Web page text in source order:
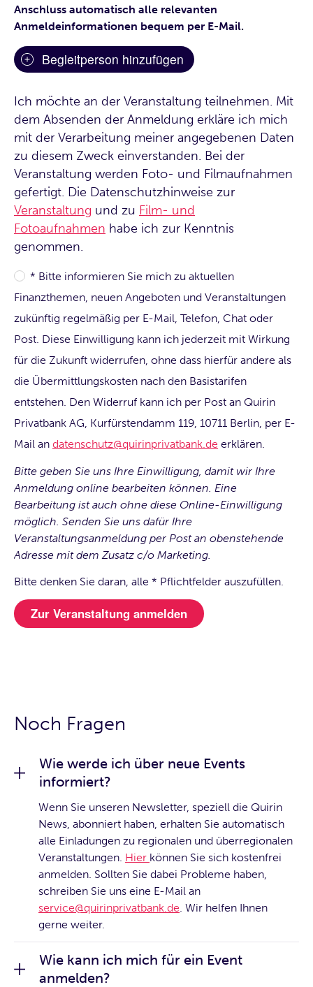
Anschluss automatisch alle relevanten
Anmeldeinformationen bequem per E-Mail.
Begleitperson hinzufügen
Ich möchte an der Veranstaltung teilnehmen. Mit
dem Absenden der Anmeldung erkläre ich mich
mit der Verarbeitung meiner angegebenen Daten
zu diesem Zweck einverstanden. Bei der
Veranstaltung werden Foto- und Filmaufnahmen
gefertigt. Die Datenschutzhinweise zur
Veranstaltung und zu Film- und
Fotoaufnahmen habe ich zur Kenntnis
genommen.
* Bitte informieren Sie mich zu aktuellen
Finanzthemen, neuen Angeboten und Veranstaltungen
zukünftig regelmäßig per E-Mail, Telefon, Chat oder
Post. Diese Einwilligung kann ich jederzeit mit Wirkung
für die Zukunft widerrufen, ohne dass hierfür andere als
die Übermittlungskosten nach den Basistarifen
entstehen. Den Widerruf kann ich per Post an Quirin
Privatbank AG, Kurfürstendamm 119, 10711 Berlin, per E-
Mail an datenschutz@quirinprivatbank.de erklären.
Bitte geben Sie uns Ihre Einwilligung, damit wir Ihre
Anmeldung online bearbeiten können. Eine
Bearbeitung ist auch ohne diese Online-Einwilligung
möglich. Senden Sie uns dafür Ihre
Veranstaltungsanmeldung per Post an obenstehende
Adresse mit dem Zusatz c/o Marketing.
Bitte denken Sie daran, alle * Pflichtfelder auszufüllen.
Noch Fragen
Wie werde ich über neue Events
informiert?
Wenn Sie unseren Newsletter, speziell die Quirin
News, abonniert haben, erhalten Sie automatisch
alle Einladungen zu regionalen und überregionalen
Veranstaltungen. Hier können Sie sich kostenfrei
anmelden. Sollten Sie dabei Probleme haben,
schreiben Sie uns eine E-Mail an
service@quirinprivatbank.de. Wir helfen Ihnen
gerne weiter.
Wie kann ich mich für ein Event
anmelden?